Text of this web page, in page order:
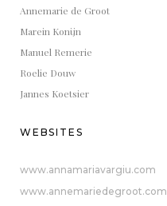
Annemarie de Groot
Marein Konijn
Manuel Remerie
Roelie Douw
Jannes Koetsier
WEBSITES
www.annamariavargiu.com
www.annemariedegroot.com